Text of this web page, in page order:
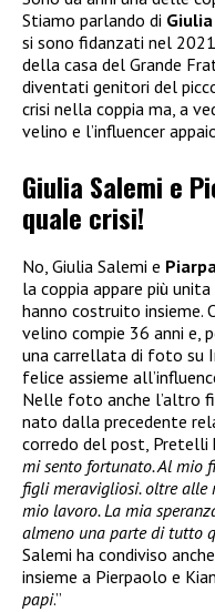
Stiamo parlando di
si sono fidanzati nel
della casa del Grande
diventati genitori del
crisi nella coppia ma, a
velino e l’influencer
Giulia Salemi e
quale crisi!
No, Giulia Salemi e
la coppia appare più
hanno costruito insieme.
velino compie 36 anni e,
una carrellata di foto su
felice assieme
Nelle foto anche l’altro
nato dalla precedente
corredo del post, Pretelli
mi sento fortunato. Al mio
figli meravigliosi. oltre alle
mio lavoro. La mia
almeno una parte di tutto
Salemi ha condiviso
insieme a Pierpaolo e
papi.”